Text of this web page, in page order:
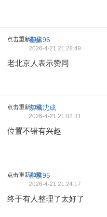
点击重新加载
崔超96
2026-4-21 21:28:49
老北京人表示赞同
点击重新加载京城沈成
2026-4-21 21:02:31
位置不错有兴趣
点击重新加载
崔波95
2026-4-21 21:24:17
终于有人整理了太好了